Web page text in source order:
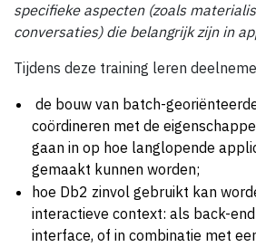
specifieke aspecten (zoals
conversaties) die belangrijk zijn in
Tijdens deze training leren
de bouw van batch-
coördineren met de
gaan in op hoe langlopende
gemaakt kunnen worden;
hoe Db2 zinvol gebruikt kan
interactieve context: als back-
interface, of in combinatie met